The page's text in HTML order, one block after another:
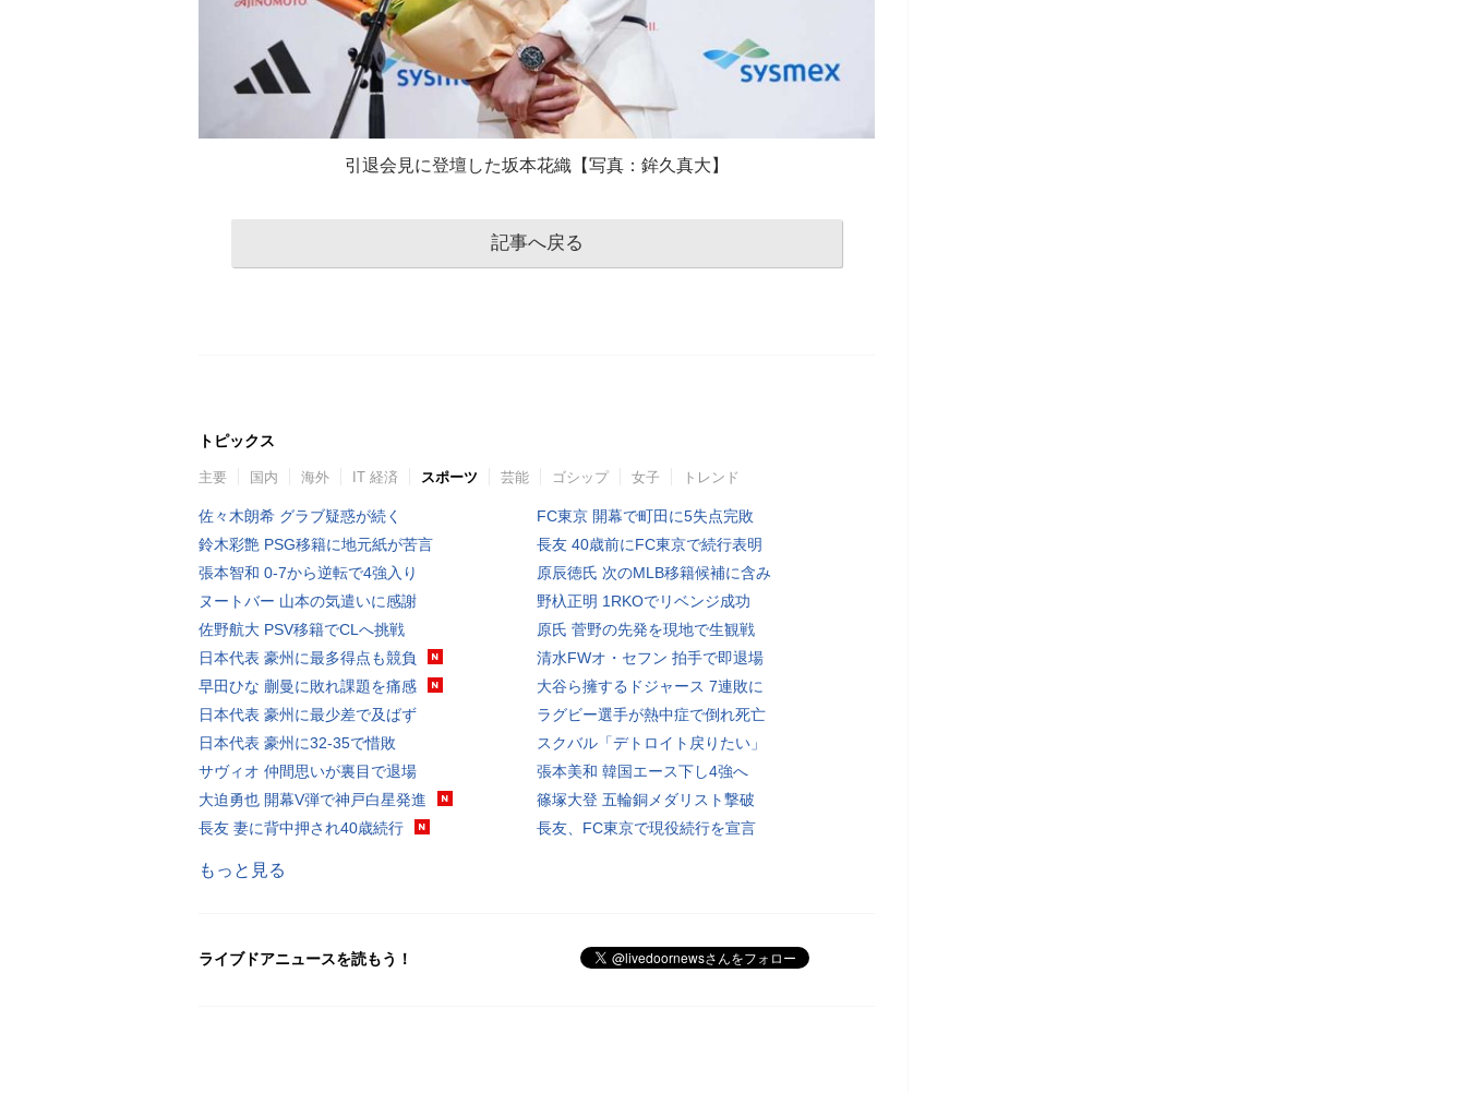
引退会見に登壇した坂本花織【写真：鉾久真大】
記事へ戻る
トピックス
主要 国内 海外 IT 経済 スポーツ 芸能 ゴシップ 女子 トレンド
佐々木朗希 グラブ疑惑が続く
鈴木彩艶 PSG移籍に地元紙が苦言
張本智和 0-7から逆転で4強入り
ヌートバー 山本の気遣いに感謝
佐野航大 PSV移籍でCLへ挑戦
日本代表 豪州に最多得点も競負
早田ひな 蒯曼に敗れ課題を痛感
日本代表 豪州に最少差で及ばず
日本代表 豪州に32-35で惜敗
サヴィオ 仲間思いが裏目で退場
大迫勇也 開幕V弾で神戸白星発進
長友 妻に背中押され40歳続行
FC東京 開幕で町田に5失点完敗
長友 40歳前にFC東京で続行表明
原辰徳氏 次のMLB移籍候補に含み
野杁正明 1RKOでリベンジ成功
原氏 菅野の先発を現地で生観戦
清水FWオ・セフン 拍手で即退場
大谷ら擁するドジャース 7連敗に
ラグビー選手が熱中症で倒れ死亡
スクバル「デトロイト戻りたい」
張本美和 韓国エース下し4強へ
篠塚大登 五輪銅メダリスト撃破
長友、FC東京で現役続行を宣言
もっと見る
ライブドアニュースを読もう！